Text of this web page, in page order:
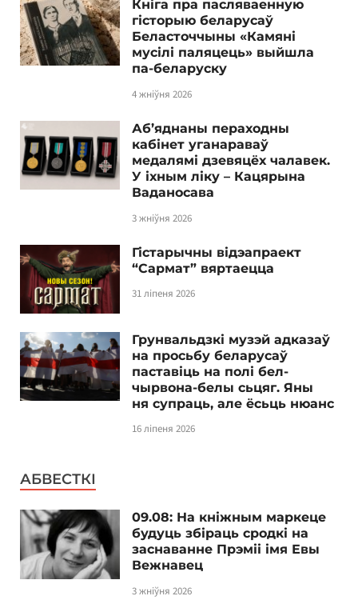
Кніга пра пасляваенную
гісторыю беларусаў
Беласточчыны «Камяні
мусілі паляцець» выйшла
па-беларуску
4 жніўня 2026
Аб’яднаны пераходны
кабінет уганараваў
медалямі дзевяцёх чалавек.
У іхным ліку – Кацярына
Ваданосава
3 жніўня 2026
Гістарычны відэапраект
“Сармат” вяртаецца
31 ліпеня 2026
Грунвальдзкі музэй адказаў
на просьбу беларусаў
паставіць на полі бел-
чырвона-белы сьцяг. Яны
ня супраць, але ёсьць нюанс
16 ліпеня 2026
АБВЕСТКІ
09.08: На кніжным маркеце
будуць збіраць сродкі на
заснаванне Прэміі імя Евы
Вежнавец
3 жніўня 2026